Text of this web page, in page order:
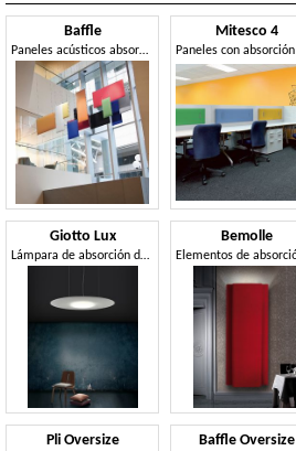
Baffle
Paneles acústicos absorbentes del sonido desde el techo
Mitesco 4
Giotto Lux
Lámpara de absorción de sonido con luz led
Bemolle
Pli Oversize Baffle Oversize